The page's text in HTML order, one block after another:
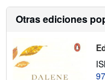
Otras ediciones